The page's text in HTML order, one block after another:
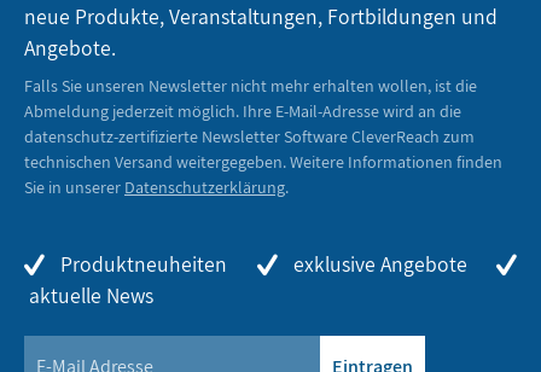
neue Produkte, Veranstaltungen, Fortbildungen und
Angebote.
Falls Sie unseren Newsletter nicht mehr erhalten wollen, ist die
Abmeldung jederzeit möglich. Ihre E-Mail-Adresse wird an die
datenschutz-zertifizierte Newsletter Software CleverReach zum
technischen Versand weitergegeben. Weitere Informationen finden
Sie in unserer Datenschutzerklärung.
Produktneuheiten
exklusive Angebote
aktuelle News
Eintragen